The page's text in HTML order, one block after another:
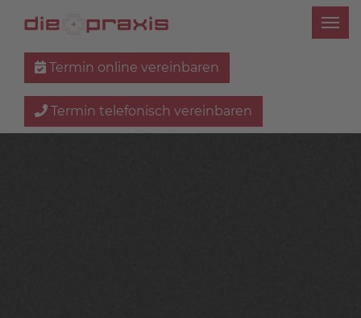
Termin online vereinbaren
Termin telefonisch vereinbaren